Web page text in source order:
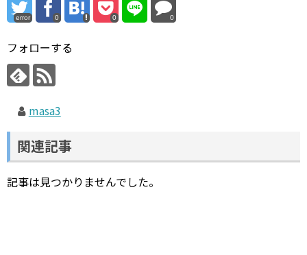
error 0 0 0
フォローする
masa3
関連記事
記事は見つかりませんでした。